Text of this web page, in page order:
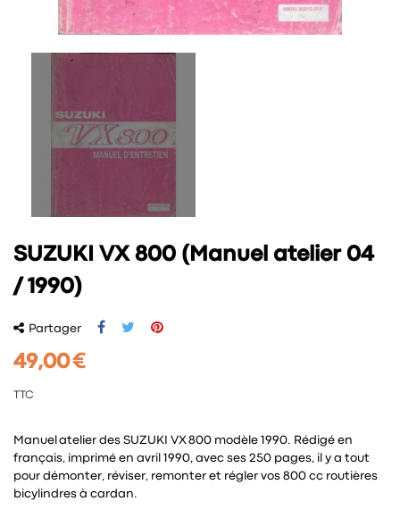
SUZUKI VX 800 (Manuel atelier 04
/ 1990)
Partager
49,00 €
TTC
Manuel atelier des SUZUKI VX 800 modèle 1990. Rédigé en
français, imprimé en avril 1990, avec ses 250 pages, il y a tout
pour démonter, réviser, remonter et régler vos 800 cc routières
bicylindres à cardan.